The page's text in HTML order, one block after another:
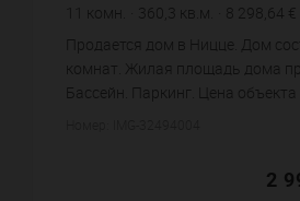
комн. 360,3 кв.м. 8 298,64 €
Продается дом в Ницце. Дом
комнат. Жилая площадь дома
Бассейн. Паркинг. Цена объекта
2